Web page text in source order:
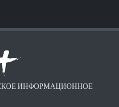
ИНФОРМАЦИОННОЕ